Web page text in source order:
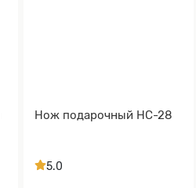
Нож подарочный НС-28
5.0